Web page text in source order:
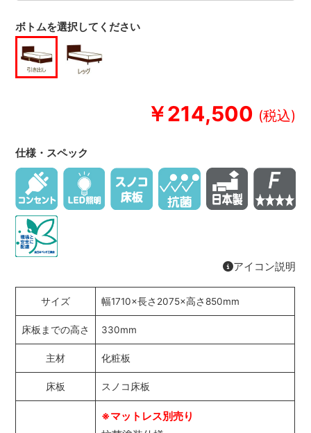
￥214,500
ボトムを選択してください
仕様・スペック
アイコン説明
サイズ 幅1710×長さ2075×高さ850mm
床板までの高さ 330mm
主材 化粧板
床板 スノコ床板
※マットレス別売り